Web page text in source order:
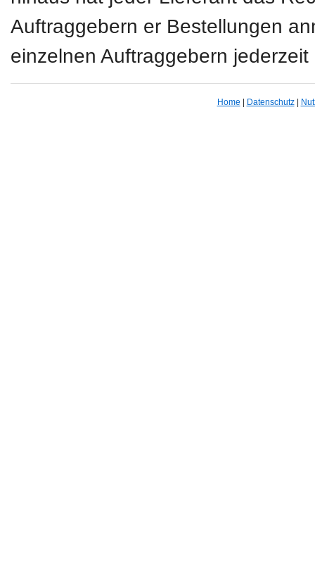
Auftraggebern er Bestellungen
einzelnen Auftraggebern
Home Datenschutz|